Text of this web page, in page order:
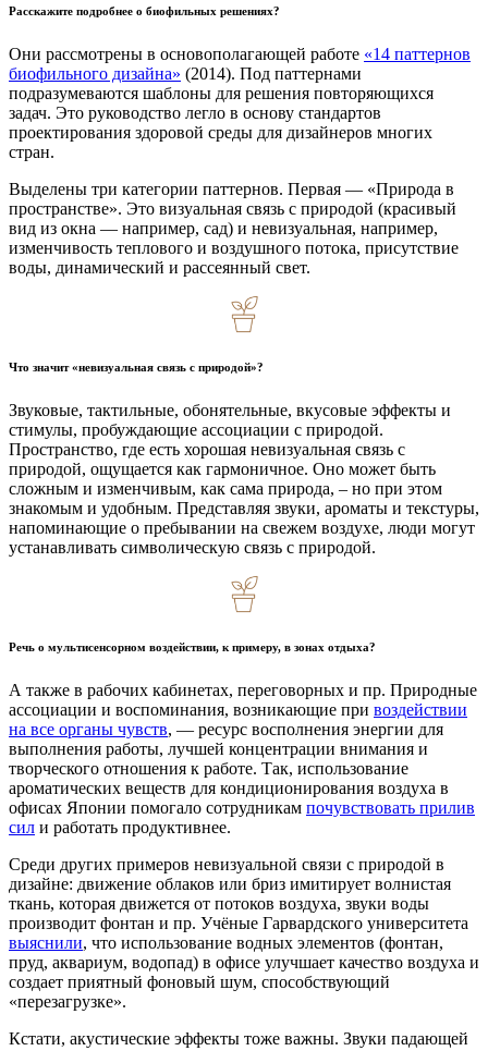
Расскажите подробнее о биофильных решениях?
Они рассмотрены в основополагающей работе «14 паттернов
биофильного дизайна» (2014). Под паттернами
подразумеваются шаблоны для решения повторяющихся
задач. Это руководство легло в основу стандартов
проектирования здоровой среды для дизайнеров многих
стран.
Выделены три категории паттернов. Первая — «Природа в
пространстве». Это визуальная связь с природой (красивый
вид из окна — например, сад) и невизуальная, например,
изменчивость теплового и воздушного потока, присутствие
воды, динамический и рассеянный свет.
Что значит «невизуальная связь с природой»?
Звуковые, тактильные, обонятельные, вкусовые эффекты и
стимулы, пробуждающие ассоциации с природой.
Пространство, где есть хорошая невизуальная связь с
природой, ощущается как гармоничное. Оно может быть
сложным и изменчивым, как сама природа, – но при этом
знакомым и удобным. Представляя звуки, ароматы и текстуры,
напоминающие о пребывании на свежем воздухе, люди могут
устанавливать символическую связь с природой.
Речь о мультисенсорном воздействии, к примеру, в зонах отдыха?
А также в рабочих кабинетах, переговорных и пр. Природные
ассоциации и воспоминания, возникающие при воздействии
на все органы чувств, — ресурс восполнения энергии для
выполнения работы, лучшей концентрации внимания и
творческого отношения к работе. Так, использование
ароматических веществ для кондиционирования воздуха в
офисах Японии помогало сотрудникам почувствовать прилив
сил и работать продуктивнее.
Среди других примеров невизуальной связи с природой в
дизайне: движение облаков или бриз имитирует волнистая
ткань, которая движется от потоков воздуха, звуки воды
производит фонтан и пр. Учёные Гарвардского университета
выяснили, что использование водных элементов (фонтан,
пруд, аквариум, водопад) в офисе улучшает качество воздуха и
создает приятный фоновый шум, способствующий
«перезагрузке».
Кстати, акустические эффекты тоже важны. Звуки падающей